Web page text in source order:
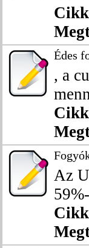
Édes
, a
Az